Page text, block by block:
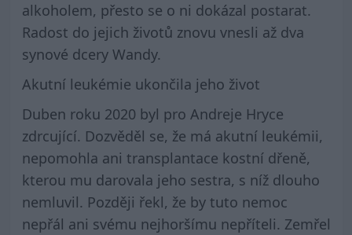
alkoholem, přesto se o ni dokázal postarat.
Radost do jejich životů znovu vnesli až dva
synové dcery Wandy.
Akutní leukémie ukončila jeho život
Duben roku 2020 byl pro Andreje Hryce
zdrcující. Dozvěděl se, že má akutní leukémii,
nepomohla ani transplantace kostní dřeně,
kterou mu darovala jeho sestra, s níž dlouho
nemluvil. Později řekl, že by tuto nemoc
nepřál ani svému nejhoršímu nepříteli. Zemřel